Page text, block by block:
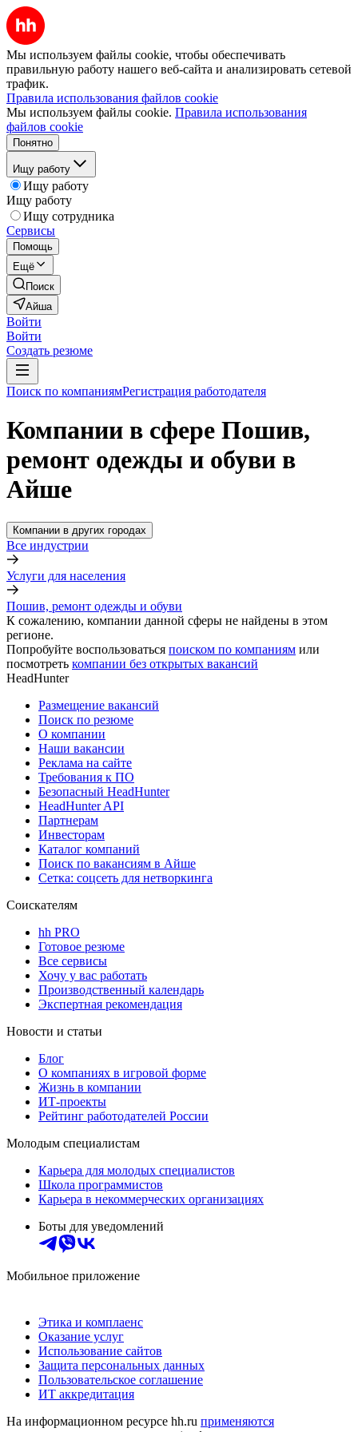
Мы используем файлы cookie, чтобы обеспечивать
правильную работу нашего веб-сайта и анализировать сетевой
трафик.
Правила использования файлов cookie
Мы используем файлы cookie. Правила использования
файлов cookie
Понятно
Ищу работу
Ищу работу
Ищу работу
Ищу сотрудника
Сервисы
Помощь
Ещё
Поиск
Айша
Войти
Войти
Создать резюме
Поиск по компаниямРегистрация работодателя
Компании в сфере Пошив,
ремонт одежды и обуви в
Айше
Компании в других городах
Все индустрии
Услуги для населения
Пошив, ремонт одежды и обуви
К сожалению, компании данной сферы не найдены в этом
регионе.
Попробуйте воспользоваться поиском по компаниям или
посмотреть компании без открытых вакансий
HeadHunter
Размещение вакансий
Поиск по резюме
О компании
Наши вакансии
Реклама на сайте
Требования к ПО
Безопасный HeadHunter
HeadHunter API
Партнерам
Инвесторам
Каталог компаний
Поиск по вакансиям в Айше
Сетка: соцсеть для нетворкинга
Соискателям
hh PRO
Готовое резюме
Все сервисы
Хочу у вас работать
Производственный календарь
Экспертная рекомендация
Новости и статьи
Блог
О компаниях в игровой форме
Жизнь в компании
ИТ-проекты
Рейтинг работодателей России
Молодым специалистам
Карьера для молодых специалистов
Школа программистов
Карьера в некоммерческих организациях
Боты для уведомлений
Мобильное приложение
Этика и комплаенс
Оказание услуг
Использование сайтов
Защита персональных данных
Пользовательское соглашение
ИТ аккредитация
На информационном ресурсе hh.ru применяются